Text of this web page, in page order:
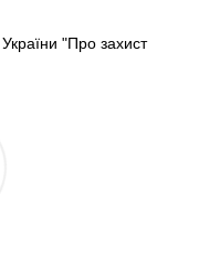
"Про захист